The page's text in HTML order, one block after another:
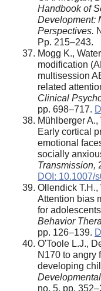
Handbook of
Development:
Perspectives.
Pp. 215–243.
Mogg K.,
modification
multisession
related
Clinical
pp. 698–717.
Mühlberger
Early cortical
emotional
socially
Transmission,
DOI: 10.1007/
Ollendick T.H.,
Attention bias
for
Behavior
pp. 126–139.
O'Toole L.J.,
N170 to angry
developing
no. 5, pp.